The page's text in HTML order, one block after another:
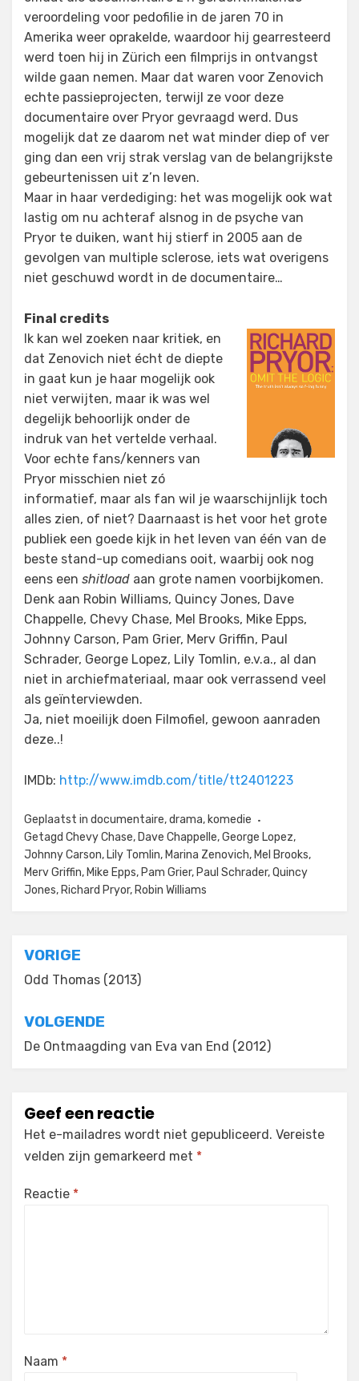
veroordeling voor pedofilie in de jaren 70 in
Amerika weer oprakelde, waardoor hij gearresteerd
werd toen hij in Zürich een filmprijs in ontvangst
wilde gaan nemen. Maar dat waren voor Zenovich
echte passieprojecten, terwijl ze voor deze
documentaire over Pryor gevraagd werd. Dus
mogelijk dat ze daarom net wat minder diep of ver
ging dan een vrij strak verslag van de belangrijkste
gebeurtenissen uit z’n leven.
Maar in haar verdediging: het was mogelijk ook wat
lastig om nu achteraf alsnog in de psyche van
Pryor te duiken, want hij stierf in 2005 aan de
gevolgen van multiple sclerose, iets wat overigens
niet geschuwd wordt in de documentaire…
Final credits
Ik kan wel zoeken naar kritiek, en
dat Zenovich niet écht de diepte
in gaat kun je haar mogelijk ook
niet verwijten, maar ik was wel
degelijk behoorlijk onder de
indruk van het vertelde verhaal.
Voor echte fans/kenners van
Pryor misschien niet zó
informatief, maar als fan wil je waarschijnlijk toch
alles zien, of niet? Daarnaast is het voor het grote
publiek een goede kijk in het leven van één van de
beste stand-up comedians ooit, waarbij ook nog
eens een shitload aan grote namen voorbijkomen.
Denk aan Robin Williams, Quincy Jones, Dave
Chappelle, Chevy Chase, Mel Brooks, Mike Epps,
Johnny Carson, Pam Grier, Merv Griffin, Paul
Schrader, George Lopez, Lily Tomlin, e.v.a., al dan
niet in archiefmateriaal, maar ook verrassend veel
als geïnterviewden.
Ja, niet moeilijk doen Filmofiel, gewoon aanraden
deze..!
IMDb: http://www.imdb.com/title/tt2401223
Geplaatst in documentaire,drama, komedie
Getagd Chevy Chase, Dave Chappelle,George Lopez,
Johnny Carson, Lily Tomlin, Marina Zenovich, Mel Brooks,
Merv Griffin, Mike Epps, Pam Grier, Paul Schrader,Quincy
Jones, Richard Pryor, Robin Williams
Bericht
navigatie
VORIGE
Odd Thomas (2013)
VOLGENDE
De Ontmaagding van Eva van End (2012)
Geef een reactie
Het e-mailadres wordt niet gepubliceerd. Vereiste
velden zijn gemarkeerd met *
Reactie *
Naam *